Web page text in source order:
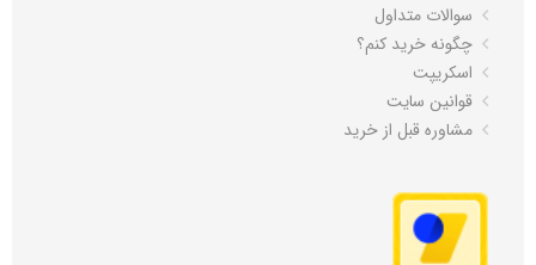
سوالات متداول
چگونه خرید کنم؟
اسکریپت
قوانین سایت
مشاوره قبل از خرید